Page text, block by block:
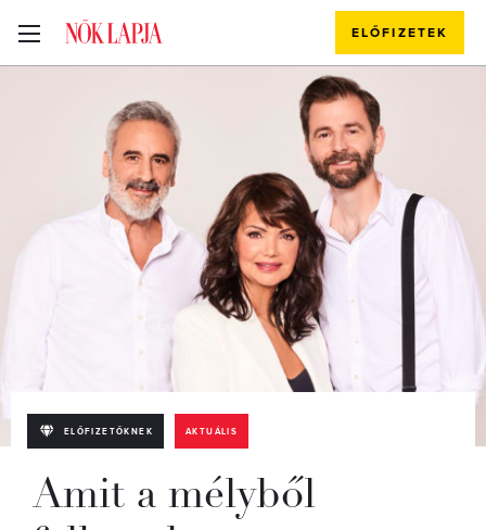
ELŐFIZETEK
ELŐFIZETŐKNEK AKTUÁLIS
Amit a mélyből